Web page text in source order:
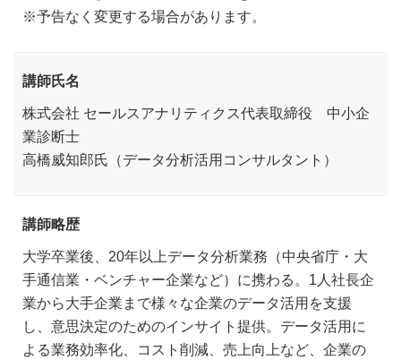
※予告なく変更する場合があります。
講師氏名
株式会社 セールスアナリティクス代表取締役 中小企
業診断士
高橋威知郎氏（データ分析活用コンサルタント）
講師略歴
大学卒業後、20年以上データ分析業務（中央省庁・大
手通信業・ベンチャー企業など）に携わる。1人社長企
業から大手企業まで様々な企業のデータ活用を支援
し、意思決定のためのインサイト提供。データ活用に
よる業務効率化、コスト削減、売上向上など、企業の